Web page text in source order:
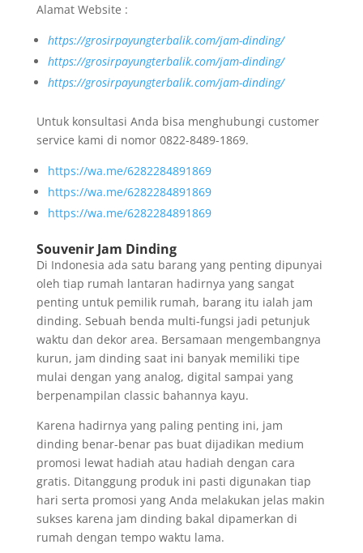
Alamat Website :
https://grosirpayungterbalik.com/jam-dinding/
https://grosirpayungterbalik.com/jam-dinding/
https://grosirpayungterbalik.com/jam-dinding/
Untuk konsultasi Anda bisa menghubungi customer
service kami di nomor 0822-8489-1869.
https://wa.me/6282284891869
https://wa.me/6282284891869
https://wa.me/6282284891869
Souvenir Jam Dinding
Di Indonesia ada satu barang yang penting dipunyai
oleh tiap rumah lantaran hadirnya yang sangat
penting untuk pemilik rumah, barang itu ialah jam
dinding. Sebuah benda multi-fungsi jadi petunjuk
waktu dan dekor area. Bersamaan mengembangnya
kurun, jam dinding saat ini banyak memiliki tipe
mulai dengan yang analog, digital sampai yang
berpenampilan classic bahannya kayu.
Karena hadirnya yang paling penting ini, jam
dinding benar-benar pas buat dijadikan medium
promosi lewat hadiah atau hadiah dengan cara
gratis. Ditanggung produk ini pasti digunakan tiap
hari serta promosi yang Anda melakukan jelas makin
sukses karena jam dinding bakal dipamerkan di
rumah dengan tempo waktu lama.